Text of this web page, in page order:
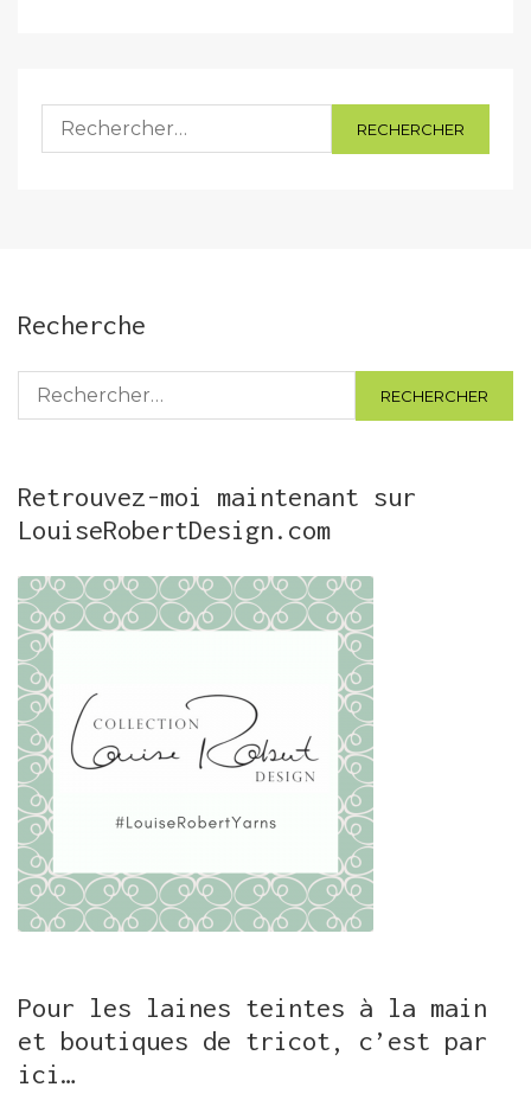
Rechercher :
Recherche
Rechercher :
Retrouvez-moi maintenant sur
LouiseRobertDesign.com
Pour les laines teintes à la main
et boutiques de tricot, c’est par
ici…